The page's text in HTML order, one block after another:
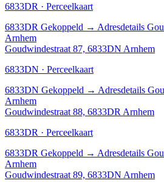
6833DR · Perceelkaart
6833DR Gekoppeld → Adresdetails
Arnhem
Goudwindestraat 87, 6833DN Arnhem
6833DN · Perceelkaart
6833DN Gekoppeld → Adresdetails
Arnhem
Goudwindestraat 88, 6833DR Arnhem
6833DR · Perceelkaart
6833DR Gekoppeld → Adresdetails
Arnhem
Goudwindestraat 89, 6833DN Arnhem